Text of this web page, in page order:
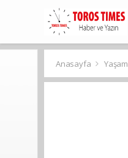
Anasayfa Yaşam